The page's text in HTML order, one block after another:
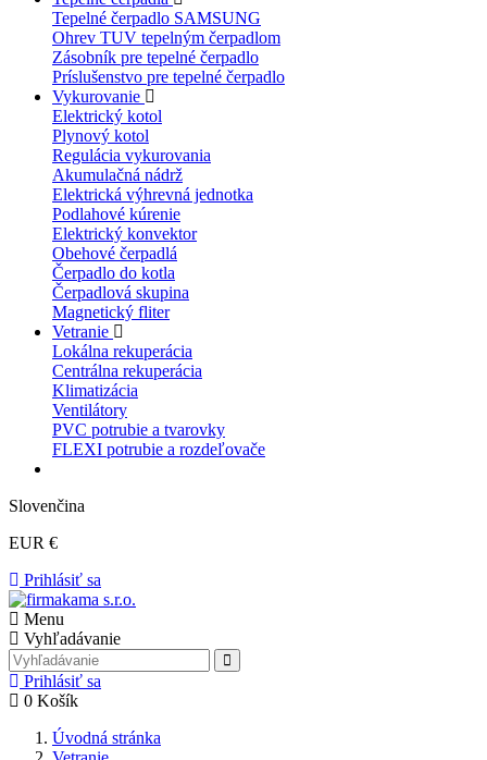
Tepelné čerpadlo SAMSUNG
Ohrev TUV tepelným čerpadlom
Zásobník pre tepelné čerpadlo
Príslušenstvo pre tepelné čerpadlo
Vykurovanie
Elektrický kotol
Plynový kotol
Regulácia vykurovania
Akumulačná nádrž
Elektrická výhrevná jednotka
Podlahové kúrenie
Elektrický konvektor
Obehové čerpadlá
Čerpadlo do kotla
Čerpadlová skupina
Magnetický fliter
Vetranie
Lokálna rekuperácia
Centrálna rekuperácia
Klimatizácia
Ventilátory
PVC potrubie a tvarovky
FLEXI potrubie a rozdeľovače
Slovenčina
EUR €
Prihlásiť sa
Menu
Vyhľadávanie
Prihlásiť sa
0 Košík
Úvodná stránka